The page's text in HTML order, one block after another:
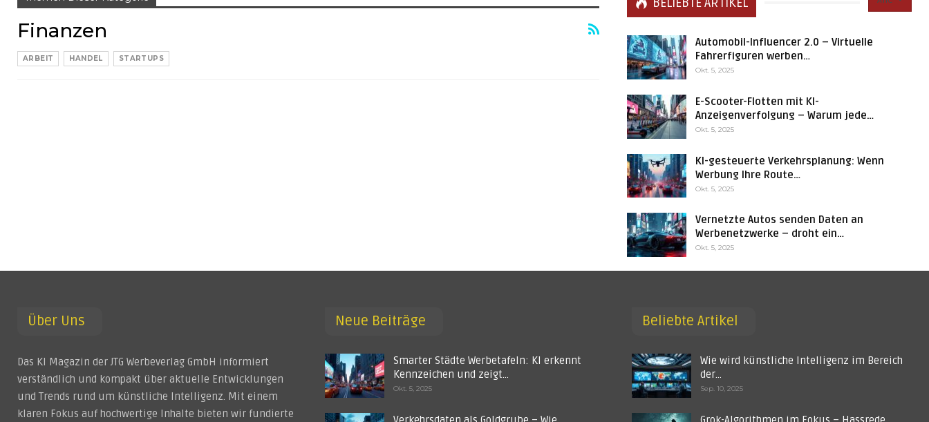
Finanzen
ARBEIT HANDEL STARTUPS
Automobil-Influencer 2.0 – Virtuelle
Fahrerfiguren werben…
Okt. 5, 2025
E-Scooter-Flotten mit KI-
Anzeigenverfolgung – Warum jede…
Okt. 5, 2025
KI-gesteuerte Verkehrsplanung: Wenn
Werbung Ihre Route…
Okt. 5, 2025
Vernetzte Autos senden Daten an
Werbenetzwerke – droht ein…
Okt. 5, 2025
Über Uns
Das KI Magazin der JTG Werbeverlag GmbH informiert
verständlich und kompakt über aktuelle Entwicklungen
und Trends rund um künstliche Intelligenz. Mit einem
klaren Fokus auf hochwertige Inhalte bieten wir fundierte
Neue Beiträge
Smarter Städte Werbetafeln: KI erkennt
Kennzeichen und zeigt…
Okt. 5, 2025
Beliebte Artikel
Wie wird künstliche Intelligenz im Bereich
der…
Sep. 10, 2025